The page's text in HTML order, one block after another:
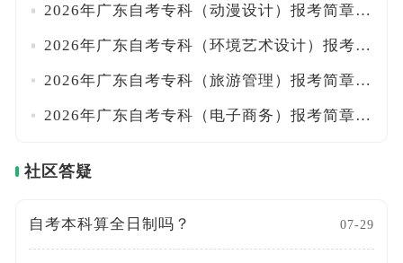
2026年广东自考专科（动漫设计）报考简章出炉！
2026年广东自考专科（环境艺术设计）报考简章出炉！
2026年广东自考专科（旅游管理）报考简章出炉！
2026年广东自考专科（电子商务）报考简章出炉！
社区答疑
自考本科算全日制吗？ 07-29